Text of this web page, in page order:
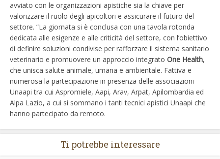
avviato con le organizzazioni apistiche sia la chiave per
valorizzare il ruolo degli apicoltori e assicurare il futuro del
settore. ”La giornata si è conclusa con una tavola rotonda
dedicata alle esigenze e alle criticità del settore, con l’obiettivo
di definire soluzioni condivise per rafforzare il sistema sanitario
veterinario e promuovere un approccio integrato One Health,
che unisca salute animale, umana e ambientale. Fattiva e
numerosa la partecipazione in presenza delle associazioni
Unaapi tra cui Aspromiele, Aapi, Arav, Arpat, Apilombardia ed
Alpa Lazio, a cui si sommano i tanti tecnici apistici Unaapi che
hanno partecipato da remoto.
Ti potrebbe interessare